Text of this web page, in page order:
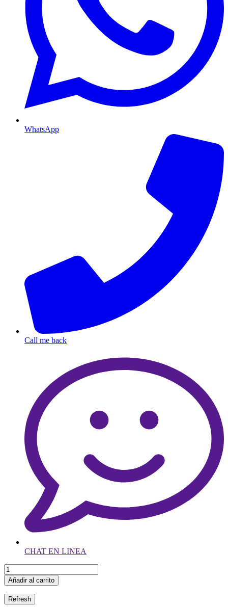
WhatsApp
Call me back
CHAT EN LINEA
Añadir al carrito